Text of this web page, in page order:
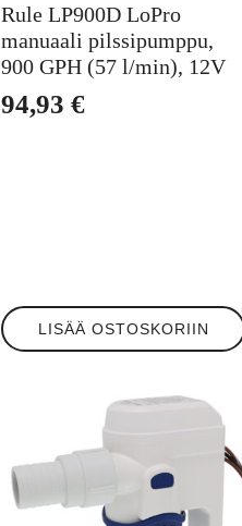
Rule LP900D LoPro
manuaali pilssipumppu,
900 GPH (57 l/min), 12V
94,93€
LISÄÄ OSTOSKORIIN